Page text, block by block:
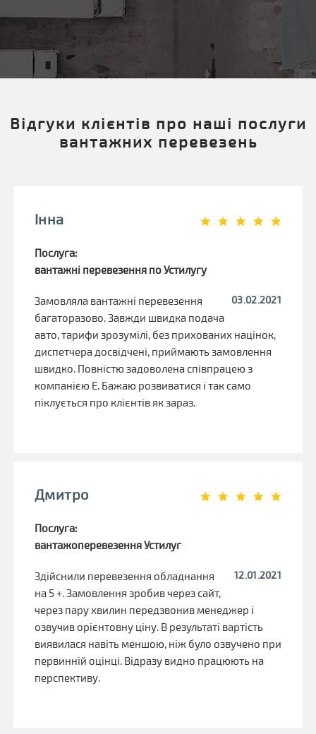
Відгуки клієнтів про наші послуги
вантажних перевезень
Інна
Послуга:
вантажні перевезення по Устилугу
03.02.2021
Замовляла вантажні перевезення
багаторазово. Завжди швидка подача
авто, тарифи зрозумілі, без прихованих націнок,
диспетчера досвідчені, приймають замовлення
швидко. Повністю задоволена співпрацею з
компанією Е. Бажаю розвиватися і так само
піклується про клієнтів як зараз.
Дмитро
Послуга:
вантажоперевезення Устилуг
12.01.2021
Здійснили перевезення обладнання
на 5 +. Замовлення зробив через сайт,
через пару хвилин передзвонив менеджер і
озвучив орієнтовну ціну. В результаті вартість
виявилася навіть меншою, ніж було озвучено при
первинній оцінці. Відразу видно працюють на
перспективу.